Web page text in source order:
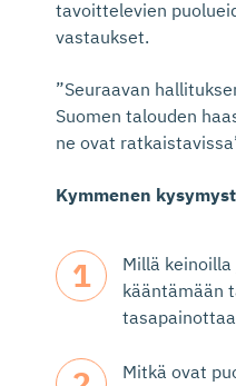
tavoittelevien
vastaukset.
”Seuraavan
Suomen talouden
ne ovat
Kymmenen
Millä
kääntämään
Mitkä ovat